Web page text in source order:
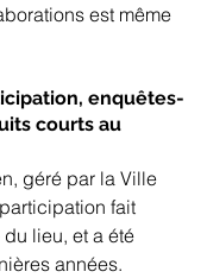
est même
enquêtes-
courts au
géré par la Ville
fait
lieu, et a été
années.